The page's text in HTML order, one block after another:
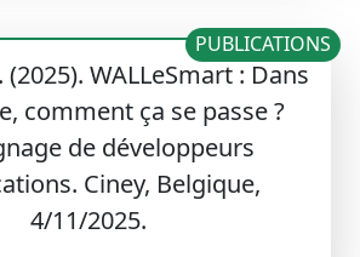
(2025). WALLeSmart : Dans
comment ça se passe ?
de développeurs
Ciney, Belgique,
4/11/2025.
PUBLICATIONS